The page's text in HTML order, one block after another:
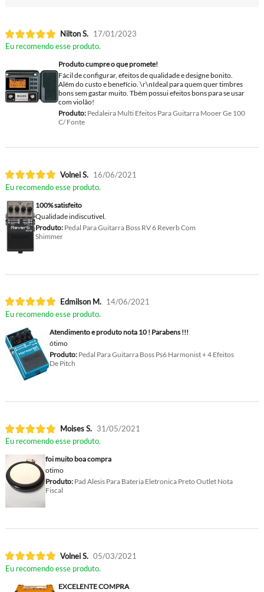
Nilton S. 17/01/2023
Eu recomendo esse produto.
Produto cumpre o que promete!
Fácil de configurar, efeitos de qualidade e designe bonito.
Além do custo e benefício. \r\nIdeal para quem quer timbres
bons sem gastar muito. Tbém possui efeitos bons para se usar
com violão!
Produto:Pedaleira Multi Efeitos Para Guitarra Mooer Ge 100
C/ Fonte
Volnei S. 16/06/2021
Eu recomendo esse produto.
100% satisfeito
Qualidade indiscutivel.
Produto:Pedal Para Guitarra Boss RV 6 Reverb Com
Shimmer
Edmilson M. 14/06/2021
Eu recomendo esse produto.
Atendimento e produto nota 10 ! Parabens !!!
ótimo
Produto:Pedal Para Guitarra Boss Ps6 Harmonist + 4 Efeitos
De Pitch
Moises S. 31/05/2021
Eu recomendo esse produto.
foi muito boa compra
otimo
Produto:Pad Alesis Para Bateria Eletronica Preto Outlet Nota
Fiscal
Volnei S. 05/03/2021
Eu recomendo esse produto.
EXCELENTE COMPRA